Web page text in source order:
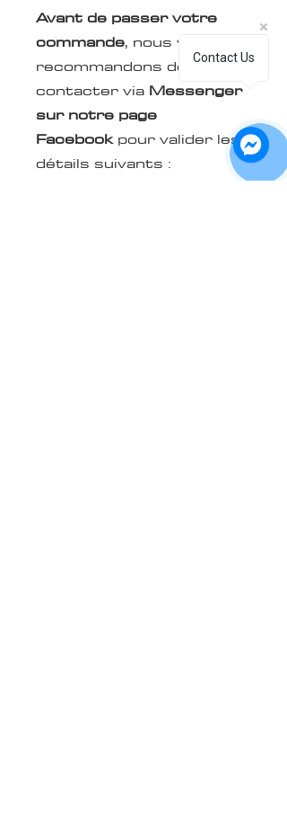
Avant de passer votre
commande, nous vous
recommandons de nous
contacter via Messenger
sur notre page
Facebookpour valider les
détails suivants :
Contact Us